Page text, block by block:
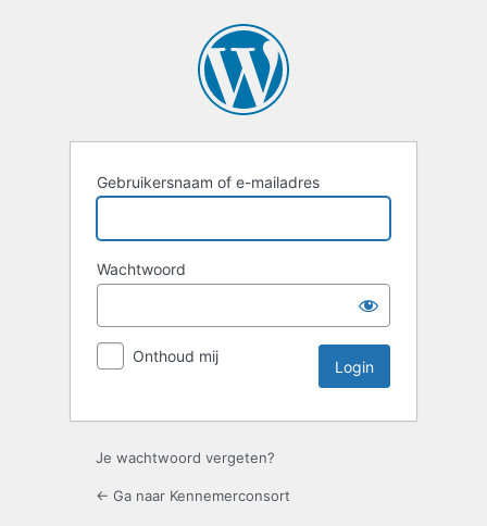
Gebruikersnaam of e-mailadres
Wachtwoord
Onthoud mij
Je wachtwoord vergeten?
← Ga naar Kennemerconsort